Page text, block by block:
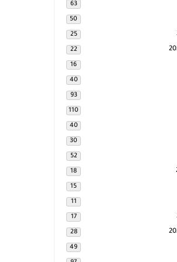
63
50
25
22
16
40
93
110
40
30
52
18
15
11
17
28
49